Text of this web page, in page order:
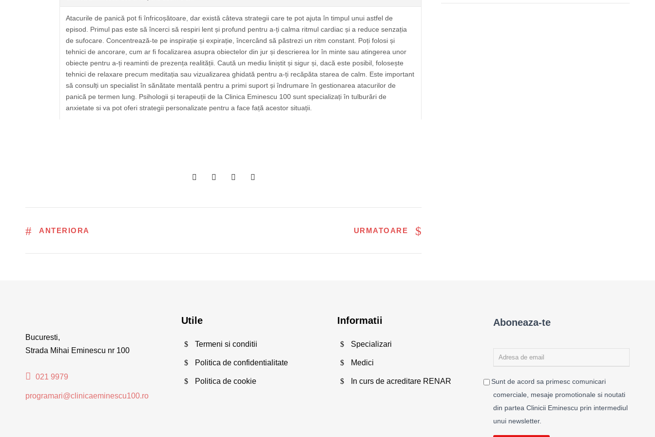
Atacurile de panică pot fi înfricoșătoare, dar există câteva strategii care te pot ajuta în timpul unui astfel de
episod. Primul pas este să încerci să respiri lent și profund pentru a-ți calma ritmul cardiac și a reduce senzația
de sufocare. Concentrează-te pe inspirație și expirație, încercând să păstrezi un ritm constant. Poți folosi și
tehnici de ancorare, cum ar fi focalizarea asupra obiectelor din jur și descrierea lor în minte sau atingerea unor
obiecte pentru a-ți reaminti de prezența realității. Caută un mediu liniștit și sigur și, dacă este posibil, folosește
tehnici de relaxare precum meditația sau vizualizarea ghidată pentru a-ți recăpăta starea de calm. Este important
să consulți un specialist în sănătate mentală pentru a primi suport și îndrumare în gestionarea atacurilor de
panică pe termen lung. Psihologii și terapeuții de la Clinica Eminescu 100 sunt specializați în tulburări de
anxietate si va pot oferi strategii personalizate pentru a face față acestor situații.
ANTERIORA URMATOARE
Bucuresti,
Strada Mihai Eminescu nr 100
021 9979
programari@clinicaeminescu100.ro
Utile
Termeni si conditii
Politica de confidentialitate
Politica de cookie
Informatii
Specializari
Medici
In curs de acreditare RENAR
Aboneaza-te
Sunt de acord sa primesc comunicari
comerciale, mesaje promotionale si noutati
din partea Clinicii Eminescu prin intermediul
unui newsletter.